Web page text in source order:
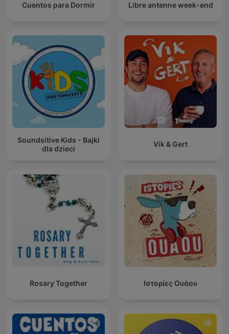
Cuentos para Dormir Libre antenne week-end
Soundsitive Kids - Bajki
dla dzieci
Vik & Gert
Rosary Together Ιστορίες Ουάου